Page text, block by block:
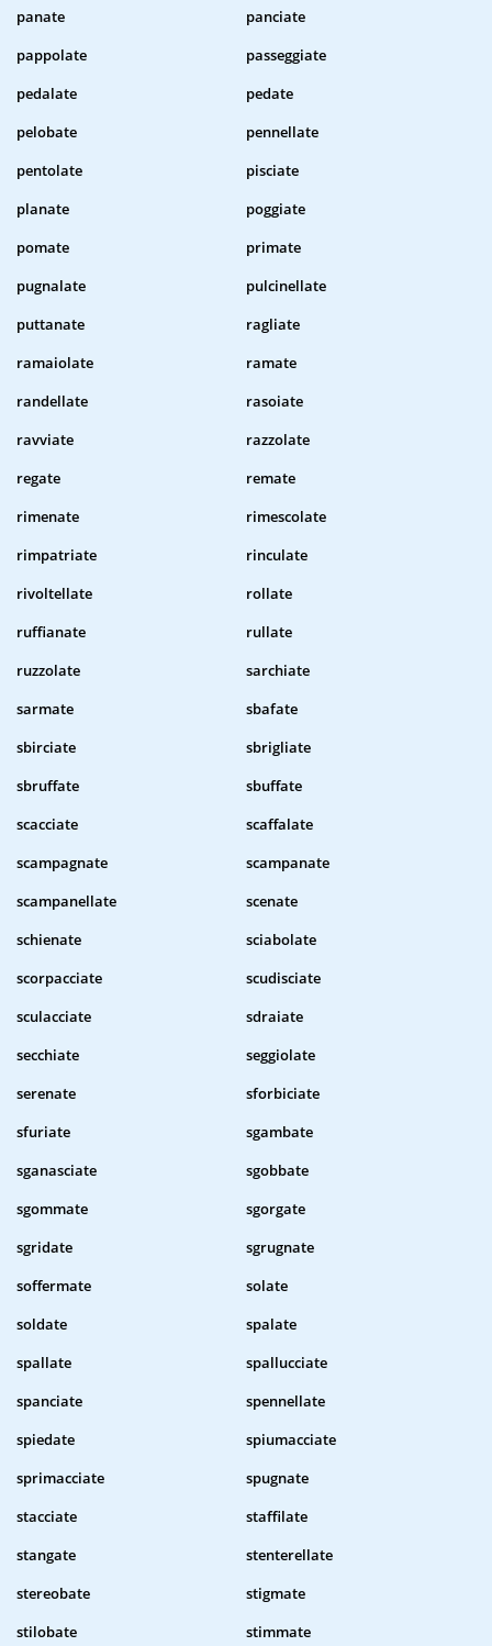
panate
panciate
pappolate
passeggiate
pedalate
pedate
pelobate
pennellate
pentolate
pisciate
planate
poggiate
pomate
primate
pugnalate
pulcinellate
puttanate
ragliate
ramaiolate
ramate
randellate
rasoiate
ravviate
razzolate
regate
remate
rimenate
rimescolate
rimpatriate
rinculate
rivoltellate
rollate
ruffianate
rullate
ruzzolate
sarchiate
sarmate
sbafate
sbirciate
sbrigliate
sbruffate
sbuffate
scacciate
scaffalate
scampagnate
scampanate
scampanellate
scenate
schienate
sciabolate
scorpacciate
scudisciate
sculacciate
sdraiate
secchiate
seggiolate
serenate
sforbiciate
sfuriate
sgambate
sganasciate
sgobbate
sgommate
sgorgate
sgridate
sgrugnate
soffermate
solate
soldate
spalate
spallate
spallucciate
spanciate
spennellate
spiedate
spiumacciate
sprimacciate
spugnate
stacciate
staffilate
stangate
stenterellate
stereobate
stigmate
stilobate
stimmate